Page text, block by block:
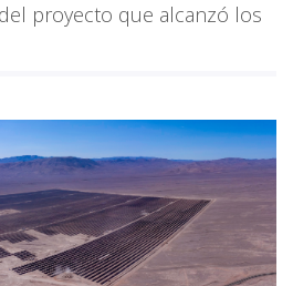
proyecto que alcanzó los